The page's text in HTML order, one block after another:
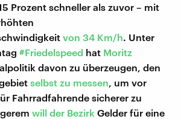
Prozent schneller als zuvor – mit
von 34 Km/h. Unter
#Friedelspeed hat Moritz
davon zu überzeugen, den
selbst zu messen , um vor
Fahrradfahrende sicherer zu
will der Bezirk Gelder für eine